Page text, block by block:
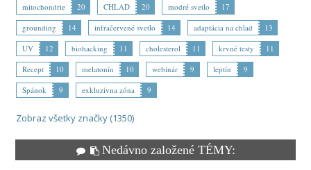
mitochondrie
20 CHLAD 20 modré svetlo
17
grounding
14 infračervené svetlo 14 adaptácia na chlad
13
UV
12 biohacking 11 cholesterol 11 krvné testy
11
Recept
10 melatonín 10 webinár 9 leptín
9
Spánok
9 exkluzívna zóna 9
Zobraz všetky značky (1350)
Nedávno založené TÉMY: